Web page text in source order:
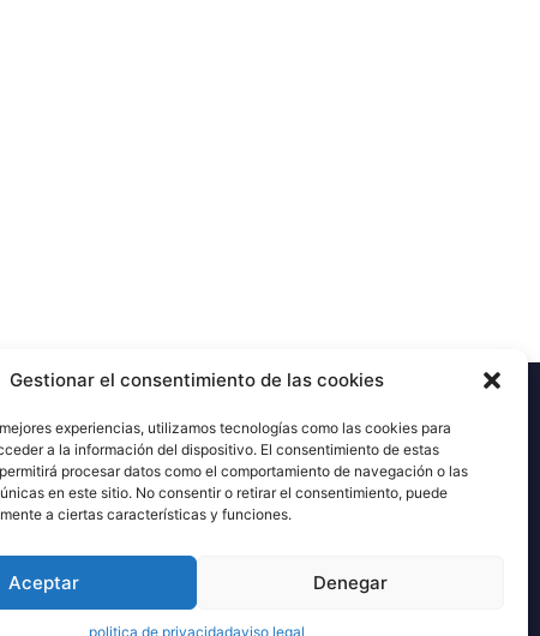
Gestionar el consentimiento de las cookies
experiencias, utilizamos tecnologías como las cookies para
a la información del dispositivo. El consentimiento de estas
procesar datos como el comportamiento de navegación o las
en este sitio. No consentir o retirar el consentimiento, puede
a ciertas características y funciones.
Aceptar Denegar
politica de privacidadaviso legal